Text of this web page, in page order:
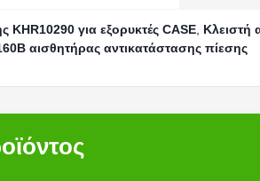
KHR10290 για εξορυκτές CASE Κλειστή
αισθητήρας αντικατάστασης πίεσης